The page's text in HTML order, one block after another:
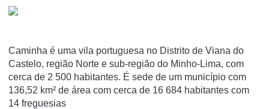
Caminha é uma vila portuguesa no Distrito de Viana do
Castelo, região Norte e sub-região do Minho-Lima, com
cerca de 2 500 habitantes. É sede de um município com
136,52 km² de área com cerca de 16 684 habitantes com
14 freguesias